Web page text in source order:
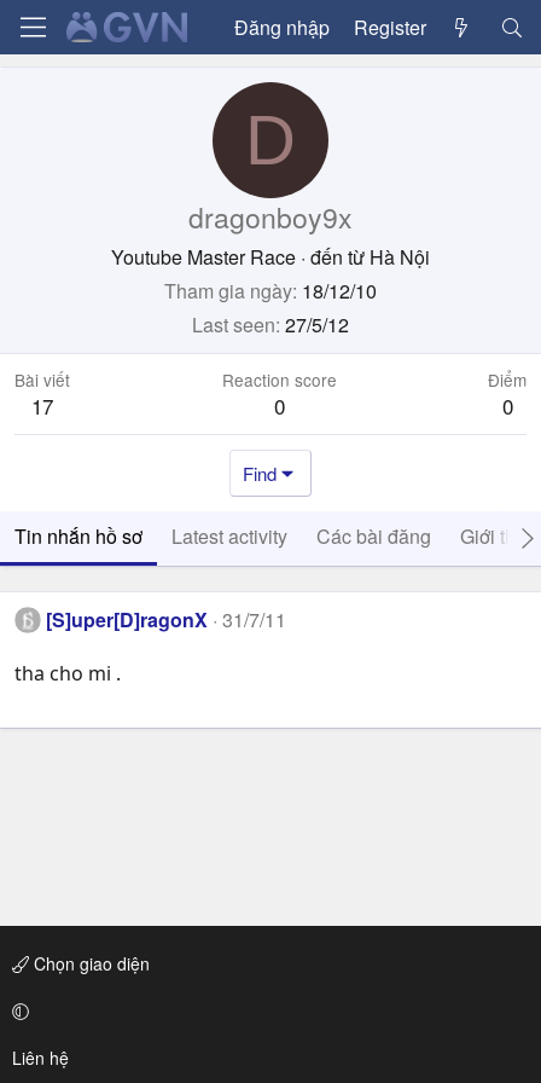
Đăng nhập Register
D
dragonboy9x
Youtube Master Race · đến từ Hà Nội
Tham gia ngày 18/12/10
Last seen 27/5/12
Bài viết
17
Reaction score
0
Điểm
0
Find
Tin nhắn hồ sơ Latest activity Các bài đăng Giới thiệu
[S]uper[D]ragonX 31/7/11
tha cho mi .
Chọn giao diện
Liên hệ